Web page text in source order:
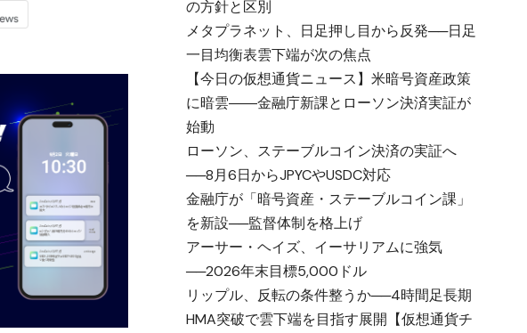
の方針と区別
メタプラネット、日足押し目から反発──日足
一目均衡表雲下端が次の焦点
【今日の仮想通貨ニュース】米暗号資産政策
に暗雲――金融庁新課とローソン決済実証が
始動
ローソン、ステーブルコイン決済の実証へ
──8月6日からJPYCやUSDC対応
金融庁が「暗号資産・ステーブルコイン課」
を新設──監督体制を格上げ
アーサー・ヘイズ、イーサリアムに強気
──2026年末目標5,000ドル
リップル、反転の条件整うか──4時間足長期
HMA突破で雲下端を目指す展開【仮想通貨チ